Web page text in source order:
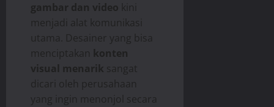
gambar dan video kini
menjadi alat komunikasi
utama. Desainer yang bisa
menciptakan konten
visual menarik sangat
dicari oleh perusahaan
yang ingin menonjol secara